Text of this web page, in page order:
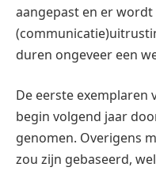
aangepast en er
duren ongeveer een
De eerste exemplaren
begin volgend jaar
genomen. Overigens
zou zijn gebaseerd,